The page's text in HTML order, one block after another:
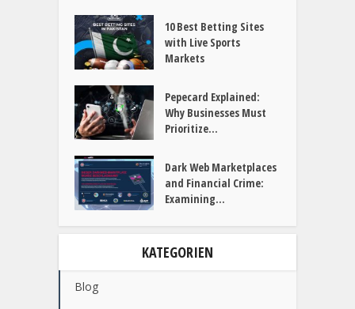
10 Best Betting Sites
with Live Sports
Markets
Pepecard Explained:
Why Businesses Must
Prioritize...
Dark Web Marketplaces
and Financial Crime:
Examining...
KATEGORIEN
Blog